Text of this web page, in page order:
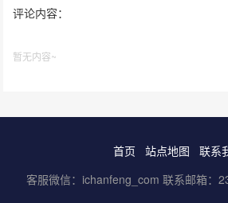
评论内容：
暂无内容~
首页 站点地图
联系
客服微信：ichanfeng_com 联系邮箱：